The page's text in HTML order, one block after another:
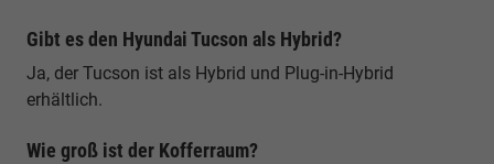
Gibt es den Hyundai Tucson als Hybrid?
Ja, der Tucson ist als Hybrid und Plug-in-Hybrid
erhältlich.
Wie groß ist der Kofferraum?